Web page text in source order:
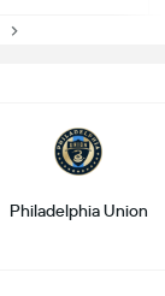
Philadelphia Union